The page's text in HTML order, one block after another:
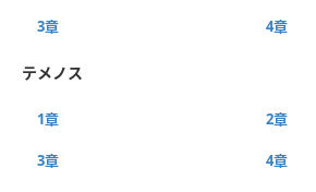
3章 4章
テメノス
1章 2章
3章 4章